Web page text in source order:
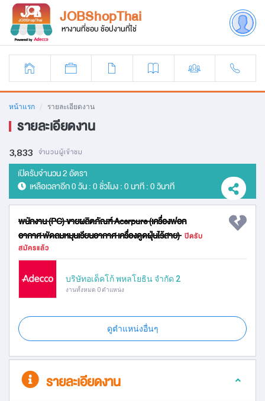
JOBShopThai
หางานที่ชอบ ช้อปงานที่ใช่
หน้าแรก รายละเอียดงาน
รายละเอียดงาน
3,833 จำนวนผู้เข้าชม
เปิดรับจำนวน 2 อัตรา
เหลือเวลาอีก0 วัน : 0 ชั่วโมง : 0 นาที : 0 วินาที
พนักงาน (PC) ขายผลิตภัณฑ์ Acerpure (เครื่องฟอก
อากาศ พัดลมหมุนเวียนอากาศ เครื่องดูดฝุ่นไร้สาย) ปิดรับ
สมัครแล้ว
บริษัทอเด็คโก้ พหลโยธิน จำกัด 2
งานทั้งหมด 0 ตำแหน่ง
ดูตำแหน่งอื่นๆ
รายละเอียดงาน